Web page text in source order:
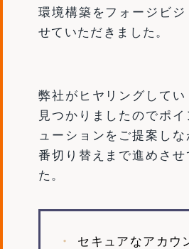
環境構築をフォージビジ
せていただきました。
弊社がヒヤリングして
見つかりましたのでポ
ューションをご提案し
番切り替えまで進めさ
た。
セキュアなアカウ